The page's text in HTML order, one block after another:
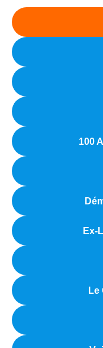
100
Ex-
Le